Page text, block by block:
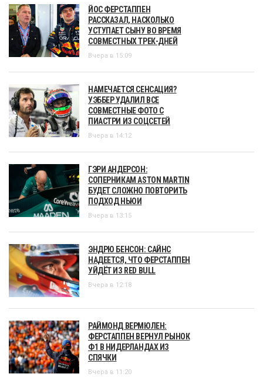
ЙОС ФЕРСТАППЕН
РАССКАЗАЛ, НАСКОЛЬКО
УСТУПАЕТ СЫНУ ВО ВРЕМЯ
СОВМЕСТНЫХ ТРЕК-ДНЕЙ
Вчера в 15:09
НАМЕЧАЕТСЯ СЕНСАЦИЯ?
УЭББЕР УДАЛИЛ ВСЕ
СОВМЕСТНЫЕ ФОТО С
ПИАСТРИ ИЗ СОЦСЕТЕЙ
Вчера в 14:12
ГЭРИ АНДЕРСОН:
СОПЕРНИКАМ ASTON MARTIN
БУДЕТ СЛОЖНО ПОВТОРИТЬ
ПОДХОД НЬЮИ
Вчера в 13:15
ЭНДРЮ БЕНСОН: САЙНС
НАДЕЕТСЯ, ЧТО ФЕРСТАППЕН
УЙДЁТ ИЗ RED BULL
Вчера в 12:18
РАЙМОНД ВЕРМЮЛЕН:
ФЕРСТАППЕН ВЕРНУЛ РЫНОК
Ф1 В НИДЕРЛАНДАХ ИЗ
СПЯЧКИ
Вчера в 11:20